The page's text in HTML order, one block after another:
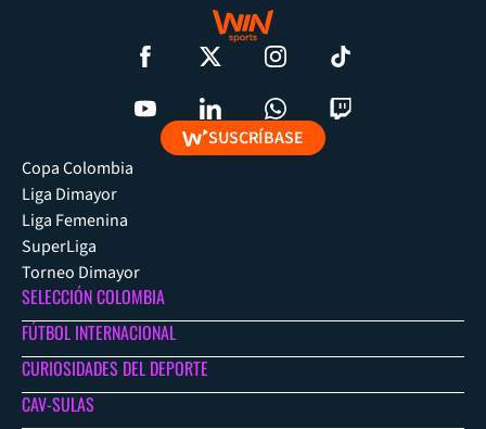
SUSCRÍBASE
Copa Colombia
Liga Dimayor
Liga Femenina
SuperLiga
Torneo Dimayor
SELECCIÓN COLOMBIA
FÚTBOL INTERNACIONAL
CURIOSIDADES DEL DEPORTE
CAV-SULAS